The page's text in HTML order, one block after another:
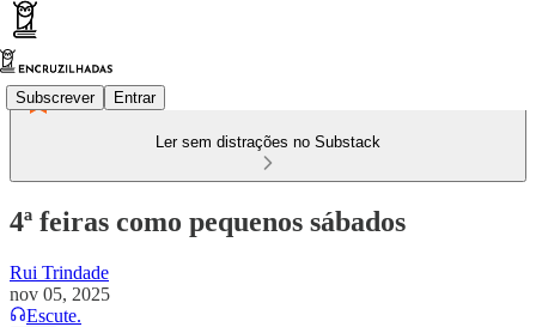
Subscrever Entrar
Ler sem distrações no Substack
4ª feiras como pequenos sábados
Rui Trindade
nov 05, 2025
Escute.